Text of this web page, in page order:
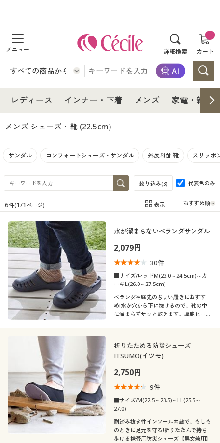
詳細検索 カート
商品を探す
レディース
レディースファッション
女性下着
インナー・下着
インナー・下着通販すべて
女性下着
メンズ下着
ジュニア・ティーンズ下着
メンズ
メンズ通販すべて
メンズファッション
メンズ下着
家電・雑貨
家電・雑貨すべて
家電
キッチン・雑貨・日用品
寝具・インテリア・家具
寝具・インテリア・家具通販すべて
家具・収納
寝具・ベッド
カーテン・ラグ・ファブリック
美容・健康
美容・健康通販すべて
美容・健康・サプリメント
制服・スクール
制服・スクールすべて
制服・学生服
ジュニア・ティーンズ下着
大きいサイズ
大きいサイズ通販すべて
大きいサイズ レディース服
大きいサイズ レディース下着
大きいサイズ メンズ
大きいサイズ 事務・制服
バーゲン
バーゲンセール
シークレットセール
詳細検索
商品カテゴリ一覧
カタログ
カタログ・チラシからのご注文
デジタルカタログ
レディース インナー・下着 メンズ 家電・雑貨
メンズ シューズ・靴 (22.5cm)
サンダル コンフォートシューズ・サンダル 外反母趾 靴 スリッポ
絞り込み(3) 代表色のみ
在庫 在庫のある商品のみ表示
カテゴリ
口コミ
(4〜4.9)
靴・靴下サイ
22.5 23.5 24
25 25.5
28 29
6件(1/1 ページ) 表示
水が溜まらないベランダサンダル
2,079円
30件
■サイズ/レッドM(23.0～24.5cm)～カ
ーキL(26.0～27.5cm)
ベランダや庭先のちょい履きにおすす
め!水が穴から下に抜けるので、靴の中
に溜まらずサッと乾きます。厚底ヒール
折りたためる防災シューズ
ITSUMO(イツモ)
2,750円
9件
■サイズ/M(22.5～23.5)～LL(25.5～
27.0)
耐踏み抜き性インソール内蔵で、もしも
のときに足元を守る!折りたたんで持ち
歩ける携帯用防災シューズ【男女兼用】